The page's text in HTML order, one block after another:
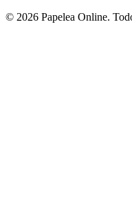
© 2026 Papelea Online.